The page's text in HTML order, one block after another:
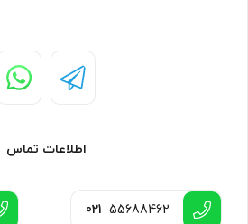
اطلاعات تماس
021 55688462